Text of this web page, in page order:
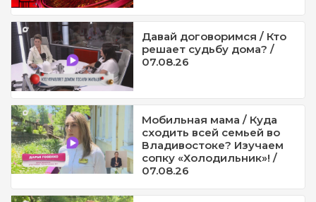
Давай договоримся / Кто
решает судьбу дома? /
07.08.26
Мобильная мама / Куда
сходить всей семьей во
Владивостоке? Изучаем
сопку «Холодильник»! /
07.08.26